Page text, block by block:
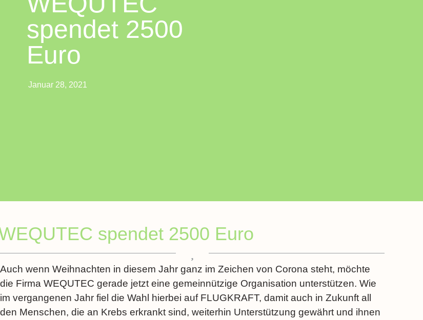
spendet 2500
Euro
Januar 28, 2021
spendet 2500 Euro
Auch wenn Weihnachten in diesem Jahr ganz im Zeichen von Corona steht, möchte
die Firma WEQUTEC gerade jetzt eine gemeinnützige Organisation unterstützen. Wie
im vergangenen Jahr fiel die Wahl hierbei auf FLUGKRAFT, damit auch in Zukunft all
den Menschen, die an Krebs erkrankt sind, weiterhin Unterstützung gewährt und ihnen